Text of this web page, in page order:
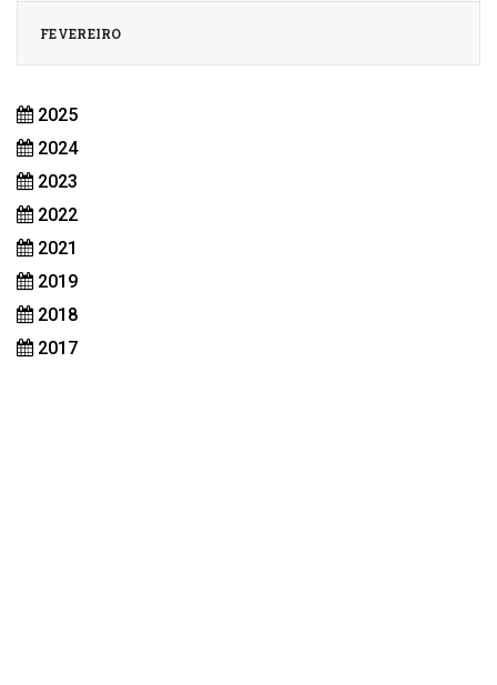
FEVEREIRO
2025
2024
2023
2022
2021
2019
2018
2017